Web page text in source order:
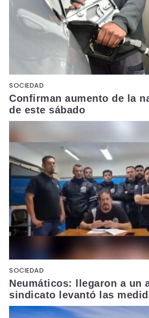
SOCIEDAD
Confirman aumento de la
de este sábado
SOCIEDAD
Neumáticos: llegaron a un
sindicato levantó las